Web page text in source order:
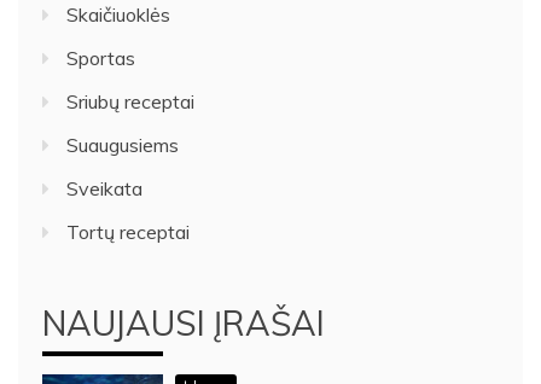
Skaičiuoklės
Sportas
Sriubų receptai
Suaugusiems
Sveikata
Tortų receptai
NAUJAUSI ĮRAŠAI